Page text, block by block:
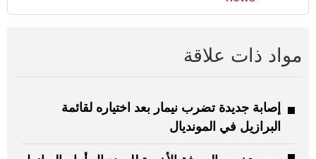
مواد ذات علاقة
إصابة جديدة تضرب نيمار بعد اختياره لقائمة
البرازيل في المونديال